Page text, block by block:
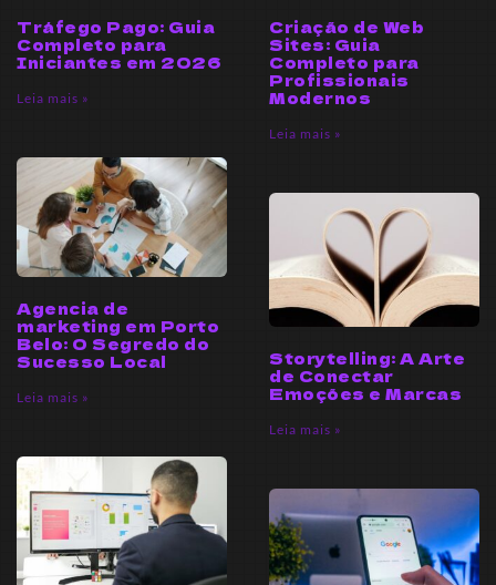
Tráfego Pago: Guia
Completo para
Iniciantes em 2026
Leia mais »
Criação de Web
Sites: Guia
Completo para
Profissionais
Modernos
Leia mais »
Agencia de
marketing em Porto
Belo: O Segredo do
Sucesso Local
Leia mais »
Storytelling: A Arte
de Conectar
Emoções e Marcas
Leia mais »